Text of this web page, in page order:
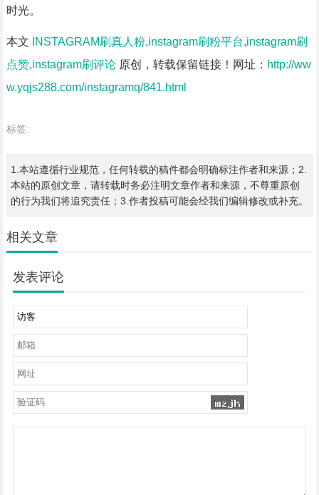
时光。
本文
INSTAGRAM刷真人粉,instagram刷粉平台,instagram刷
点赞,instagram刷评论原创，转载保留链接！网址： http://ww
w.yqjs288.com/instagramq/841.html
标签:
1.本站遵循行业规范，任何转载的稿件都会明确标注作者和来源；2.
本站的原创文章，请转载时务必注明文章作者和来源，不尊重原创
的行为我们将追究责任；3.作者投稿可能会经我们编辑修改或补充。
相关文章
发表评论